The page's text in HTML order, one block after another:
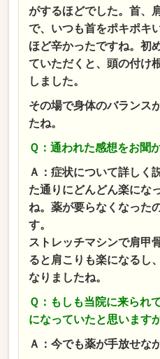
がするほどでした。首、
で、いつも首をポキポキ
ほど辛かったですね。初
ていただくと、頭の付け
しました。
その場で身体のバランス
たね。
Ｑ：通われた感想をお聞
Ａ：症状について詳しく
た通りにどんどん楽にな
ね。薬が要らなくなった
す。
ストレッチマシンで肩甲
ると肩こりも楽になるし
なりましたね。
Ｑ：もしも当院に来られ
になっていたと思います
Ａ：今でも薬が手放せな